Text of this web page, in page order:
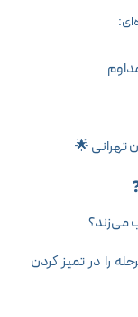
تهرانی 🌟
می‌زند؟
را در تمیز کردن